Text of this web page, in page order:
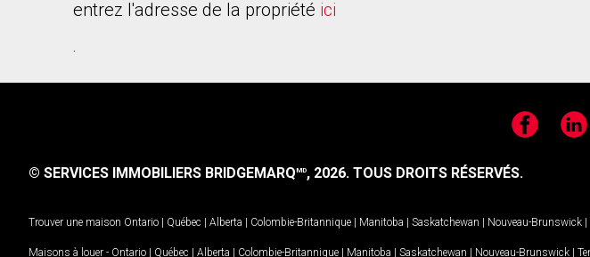
entrez l'adresse de la propriété ici
.
Facebook
© SERVICES IMMOBILIERS BRIDGEMARQMD, 2026. TOUS DROITS RÉSERVÉS.
Trouver une maison Ontario | Québec | Alberta | Colombie-Britannique | Manitoba | Saskatchewan | Nouveau-Brunswick |
Maisons à louer - Ontario | Québec | Alberta | Colombie-Britannique | Manitoba | Saskatchewan | Nouveau-Brunswick |